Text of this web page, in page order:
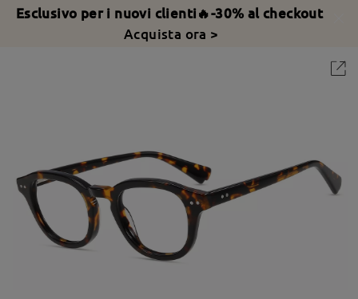
Esclusivo per i nuovi clienti🔥-30% al checkout
Acquista ora >